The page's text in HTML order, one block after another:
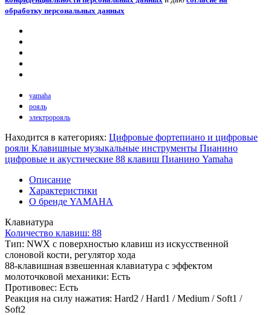
обработку персональных данных
yamaha
рояль
электророяль
Находится в категориях: Цифровые фортепиано и цифровые
рояли Клавишные музыкальные инструменты Пианино
цифровые и акустические 88 клавиш Пианино Yamaha
Описание
Характеристики
О бренде YAMAHA
Клавиатура
Количество клавиш: 88
Тип: NWX с поверхностью клавиш из искусственной
слоновой кости, регулятор хода
88-клавишная взвешенная клавиатура с эффектом
молоточковой механики: Есть
Противовес: Есть
Реакция на силу нажатия: Hard2 / Hard1 / Medium / Soft1 /
Soft2